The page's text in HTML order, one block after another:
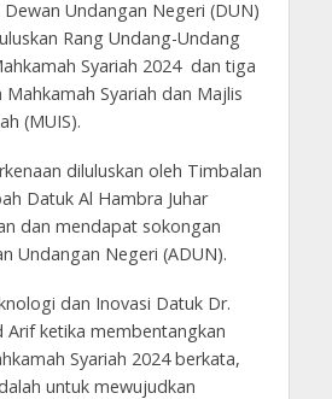
Dewan Undangan Negeri (DUN)
Rang Undang-Undang
Syariah 2024 dan tiga
Syariah dan Majlis
(MUIS).
diluluskan oleh Timbalan
Datuk Al Hambra Juhar
dan mendapat sokongan
Undangan Negeri (ADUN).
dan Inovasi Datuk Dr.
ketika membentangkan
Syariah 2024 berkata,
untuk mewujudkan